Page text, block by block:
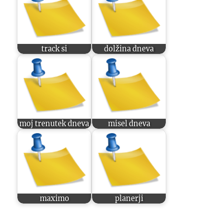
track si dolžina dneva
moj trenutek dneva misel dneva
maximo planerji